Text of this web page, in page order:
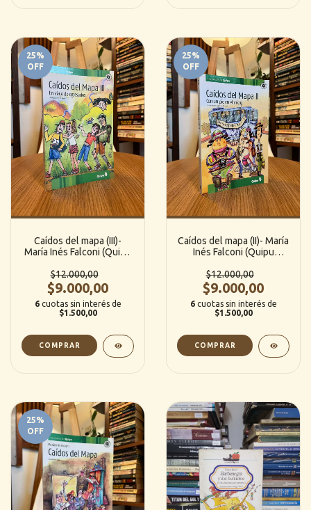
25%
OFF
Caídos del mapa (III)-
María Inés Falconi (Quipu
$12.000,00
$9.000,00
6 cuotas sin interés de
$1.500,00
25%
OFF
Caídos del mapa (II)- María
Inés Falconi (Quipu
$12.000,00
$9.000,00
6 cuotas sin interés de
$1.500,00
25%
OFF